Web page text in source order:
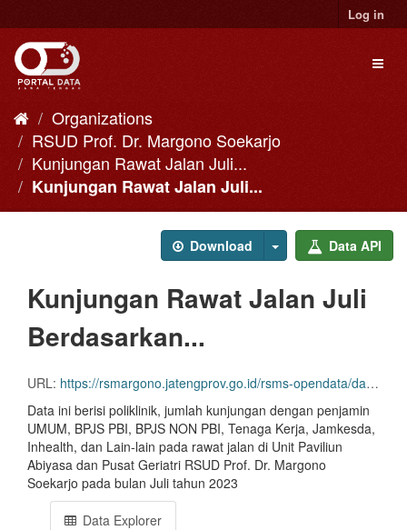
to
content
Log in
Organizations
RSUD Prof. Dr. Margono Soekarjo
Kunjungan Rawat Jalan Juli...
Kunjungan Rawat Jalan Juli...
Download Data API
Kunjungan Rawat Jalan Juli
Berdasarkan...
URL: https://rsmargono.jatengprov.go.id/rsms-opendata/dataset/view/?resource=2ff945fb-35dd-4da9-bd3c-6a4de126acc0&download=2ff945fb-35dd-4da9-bd3c-6a4de126acc0&name=kunjungan-rawat-jalan-juli-berdasarkan-penjamin-di-abiyasa-rsud-margono-soekarjo-2023.csv
Data ini berisi poliklinik, jumlah kunjungan dengan penjamin
UMUM, BPJS PBI, BPJS NON PBI, Tenaga Kerja, Jamkesda,
Inhealth, dan Lain-lain pada rawat jalan di Unit Paviliun
Abiyasa dan Pusat Geriatri RSUD Prof. Dr. Margono
Soekarjo pada bulan Juli tahun 2023
Data Explorer